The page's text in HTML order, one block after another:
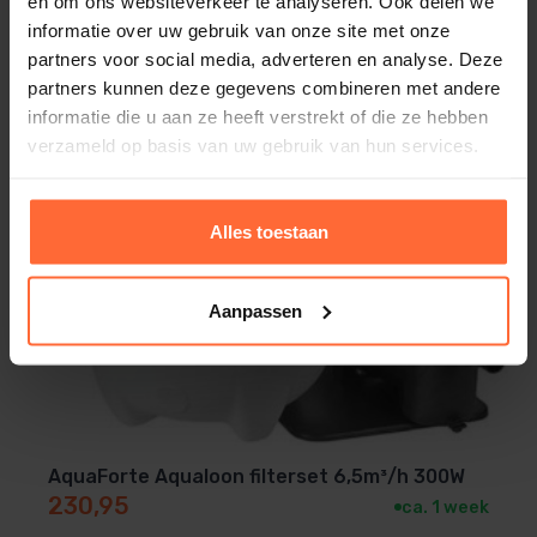
informatie over uw gebruik van onze site met onze
partners voor social media, adverteren en analyse. Deze
partners kunnen deze gegevens combineren met andere
informatie die u aan ze heeft verstrekt of die ze hebben
verzameld op basis van uw gebruik van hun services.
Alles toestaan
Aanpassen
Aantal klemmen
4
Breedte verpakking
640 mm
20 kg
20000 l
Capaciteit zwembad (min)
Gewicht
15 kg
AquaForte Aqualoon filterset 6,5m³/h 300W
230,95 ca. 1 week